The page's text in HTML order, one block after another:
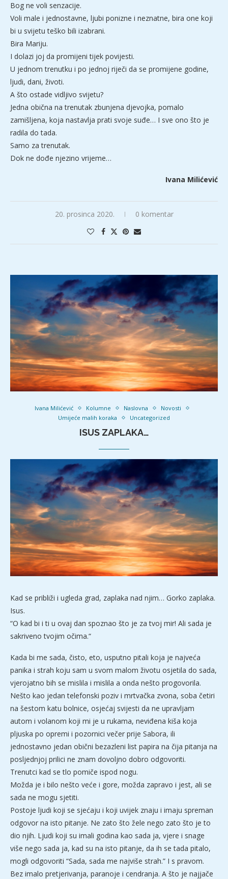
Bog ne voli senzacije.
Voli male i jednostavne, ljubi ponizne i neznatne, bira one koji
bi u svijetu teško bili izabrani.
Bira Mariju.
I dolazi joj da promijeni tijek povijesti.
U jednom trenutku i po jednoj riječi da se promijene godine,
ljudi, dani, životi.
A što ostade vidljivo svijetu?
Jedna obična na trenutak zbunjena djevojka, pomalo
zamišljena, koja nastavlja prati svoje suđe… I sve ono što je
radila do tada.
Samo za trenutak.
Dok ne dođe njezino vrijeme…
Ivana Milićević
20. prosinca 2020. 0 komentar
Ivana Milićević Kolumne Naslovna
Novosti
Umijeće malih koraka
Uncategorized
ISUS ZAPLAKA…
Kad se približi i ugleda grad, zaplaka nad njim… Gorko zaplaka.
Isus.
“O kad bi i ti u ovaj dan spoznao što je za tvoj mir! Ali sada je
sakriveno tvojim očima.“
Kada bi me sada, čisto, eto, usputno pitali koja je najveća
panika i strah koju sam u svom malom životu osjetila do sada,
vjerojatno bih se mislila i mislila a onda nešto progovorila.
Nešto kao jedan telefonski poziv i mrtvačka zvona, soba četiri
na šestom katu bolnice, osjećaj svijesti da ne upravljam
autom i volanom koji mi je u rukama, neviđena kiša koja
pljuska po opremi i pozornici večer prije Sabora, ili
jednostavno jedan obični bezazleni list papira na čija pitanja na
posljednjoj prilici ne znam dovoljno dobro odgovoriti.
Trenutci kad se tlo pomiče ispod nogu.
Možda je i bilo nešto veće i gore, možda zapravo i jest, ali se
sada ne mogu sjetiti.
Postoje ljudi koji se sjećaju i koji uvijek znaju i imaju spreman
odgovor na isto pitanje. Ne zato što žele nego zato što je to
dio njih. Ljudi koji su imali godina kao sada ja, vjere i snage
više nego sada ja, kad su na isto pitanje, da ih se tada pitalo,
mogli odgovoriti “Sada, sada me najviše strah.” I s pravom.
Bez imalo pretjerivanja, paranoje i cendranja. A što je najjače